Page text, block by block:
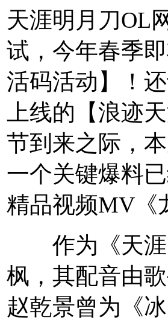
天涯明月刀OL
试，今年春季
活码活动】！
上线的【浪迹
节到来之际，
一个关键爆料
精品视频MV《
作为《天涯
枫，其配音由
赵乾景曾为《